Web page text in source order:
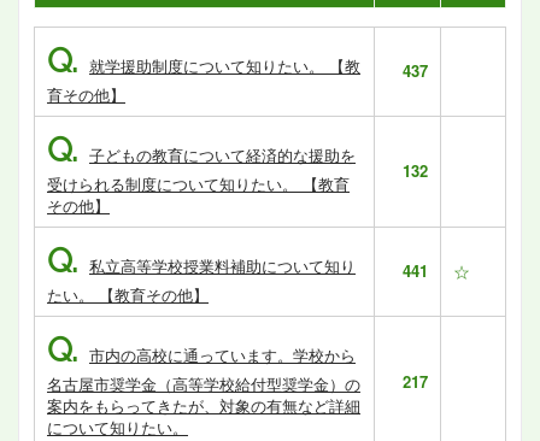
Q. 就学援助制度について知りたい。 【教
育その他】
437
Q. 子どもの教育について経済的な援助を
受けられる制度について知りたい。 【教育
その他】
132
Q. 私立高等学校授業料補助について知り
たい。 【教育その他】
441 ☆
Q. 市内の高校に通っています。学校から
名古屋市奨学金（高等学校給付型奨学金）の
案内をもらってきたが、対象の有無など詳細
について知りたい。
217